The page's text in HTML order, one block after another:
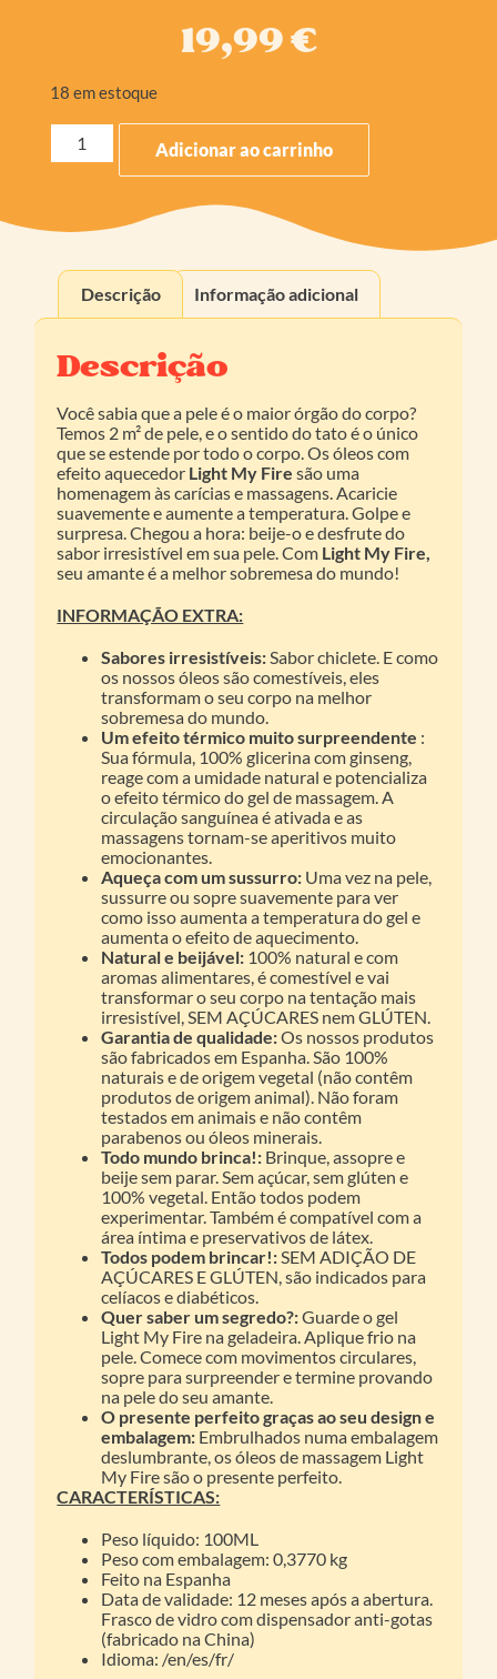
19,99€
18 em estoque
Adicionar ao carrinho
Descrição Informação adicional
Descrição
Você sabia que a pele é o maior órgão do corpo?
Temos 2 m² de pele, e o sentido do tato é o único
que se estende por todo o corpo. Os óleos com
efeito aquecedor Light My Fire são uma
homenagem às carícias e massagens. Acaricie
suavemente e aumente a temperatura. Golpe e
surpresa. Chegou a hora: beije-o e desfrute do
sabor irresistível em sua pele. Com Light My Fire,
seu amante é a melhor sobremesa do mundo!
INFORMAÇÃO EXTRA:
Sabores irresistíveis: Sabor chiclete. E como
os nossos óleos são comestíveis, eles
transformam o seu corpo na melhor
sobremesa do mundo.
Um efeito térmico muito surpreendente :
Sua fórmula, 100% glicerina com ginseng,
reage com a umidade natural e potencializa
o efeito térmico do gel de massagem. A
circulação sanguínea é ativada e as
massagens tornam-se aperitivos muito
emocionantes.
Aqueça com um sussurro: Uma vez na pele,
sussurre ou sopre suavemente para ver
como isso aumenta a temperatura do gel e
aumenta o efeito de aquecimento.
Natural e beijável: 100% natural e com
aromas alimentares, é comestível e vai
transformar o seu corpo na tentação mais
irresistível, SEM AÇÚCARES nem GLÚTEN.
Garantia de qualidade:Os nossos produtos
são fabricados em Espanha. São 100%
naturais e de origem vegetal (não contêm
produtos de origem animal). Não foram
testados em animais e não contêm
parabenos ou óleos minerais.
Todo mundo brinca!: Brinque, assopre e
beije sem parar. Sem açúcar, sem glúten e
100% vegetal. Então todos podem
experimentar. Também é compatível com a
área íntima e preservativos de látex.
Todos podem brincar!: SEM ADIÇÃO DE
AÇÚCARES E GLÚTEN, são indicados para
celíacos e diabéticos.
Quer saber um segredo?:Guarde o gel
Light My Fire na geladeira. Aplique frio na
pele. Comece com movimentos circulares,
sopre para surpreender e termine provando
na pele do seu amante.
O presente perfeito graças ao seu design e
embalagem: Embrulhados numa embalagem
deslumbrante, os óleos de massagem Light
My Fire são o presente perfeito.
CARACTERÍSTICAS:
Peso líquido: 100ML
Peso com embalagem: 0,3770 kg
Feito na Espanha
Data de validade: 12 meses após a abertura.
Frasco de vidro com dispensador anti-gotas
(fabricado na China)
Idioma: /en/es/fr/